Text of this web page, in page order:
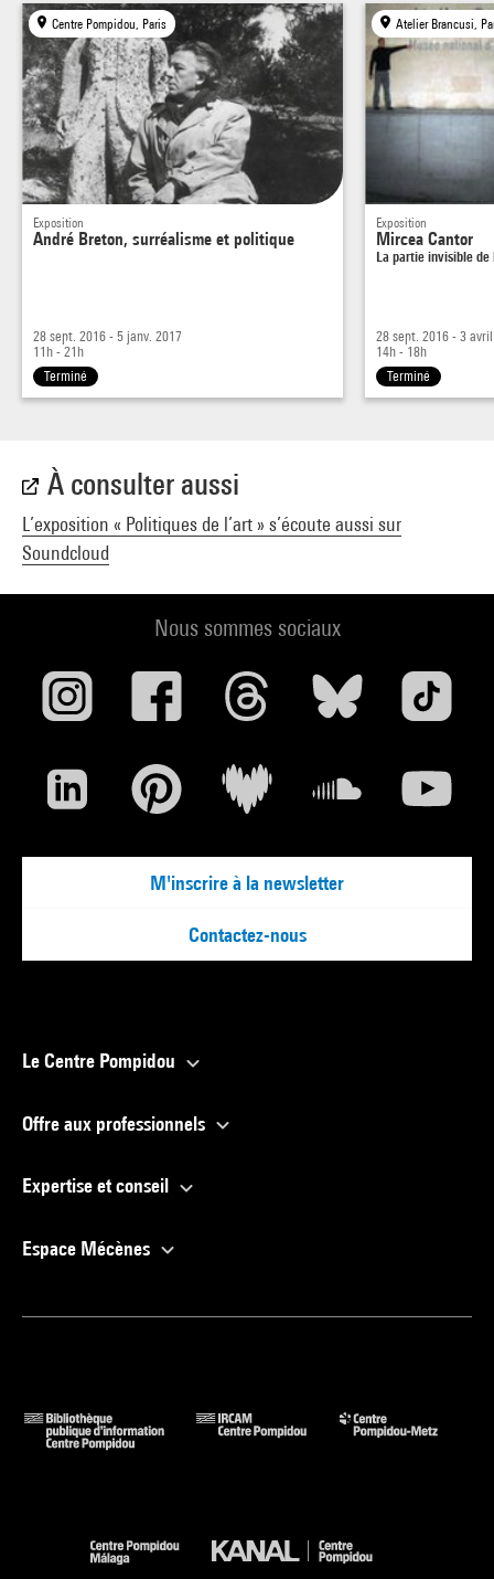
Centre Pompidou, Paris
Exposition
André Breton, surréalisme et politique
28 sept. 2016 - 5 janv. 2017
11h - 21h
Terminé
Atelier Brancusi,
Exposition
Mircea Cantor
La partie invisible
28 sept. 2016 - 3
14h - 18h
Terminé
À consulter aussi
L’exposition « Politiques de l’art » s’écoute aussi sur
Soundcloud
Nous sommes sociaux
M'inscrire à la newsletter
Contactez-nous
Le Centre Pompidou
Offre aux professionnels
Expertise et conseil
Espace Mécènes